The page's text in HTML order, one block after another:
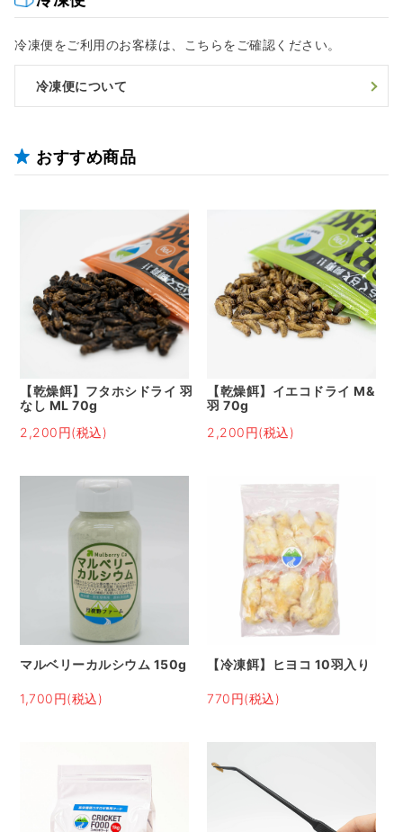
冷凍便をご利用のお客様は、こちらをご確認ください。
冷凍便について
おすすめ商品
【乾燥餌】フタホシドライ 羽
なし ML 70g
2,200円(税込)
【乾燥餌】イエコドライ M&
羽 70g
2,200円(税込)
マルベリーカルシウム 150g
1,700円(税込)
【冷凍餌】ヒヨコ 10羽入り
770円(税込)